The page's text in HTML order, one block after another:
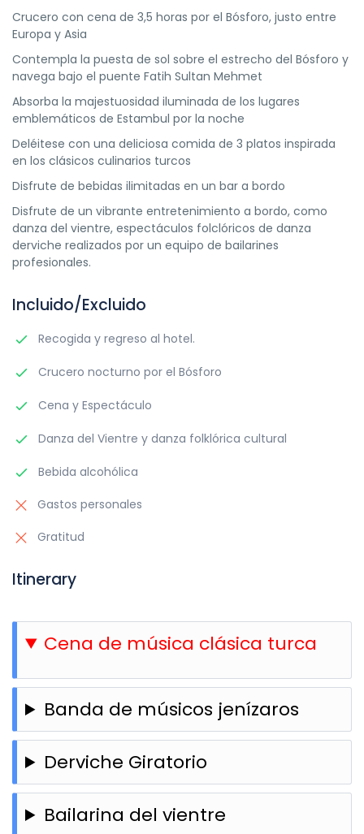
Crucero con cena de 3,5 horas por el Bósforo, justo entre
Europa y Asia
Contempla la puesta de sol sobre el estrecho del Bósforo y
navega bajo el puente Fatih Sultan Mehmet
Absorba la majestuosidad iluminada de los lugares
emblemáticos de Estambul por la noche
Deléitese con una deliciosa comida de 3 platos inspirada
en los clásicos culinarios turcos
Disfrute de bebidas ilimitadas en un bar a bordo
Disfrute de un vibrante entretenimiento a bordo, como
danza del vientre, espectáculos folclóricos de danza
derviche realizados por un equipo de bailarines
profesionales.
Incluido/Excluido
Recogida y regreso al hotel.
Crucero nocturno por el Bósforo
Cena y Espectáculo
Danza del Vientre y danza folklórica cultural
Bebida alcohólica
Gastos personales
Gratitud
Itinerary
Cena de música clásica turca
Banda de músicos jenízaros
Derviche Giratorio
Bailarina del vientre